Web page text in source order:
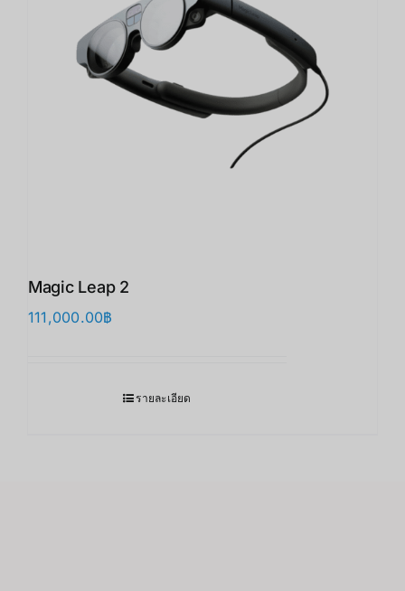
Magic Leap 2
111,000.00฿
รายละเอียด